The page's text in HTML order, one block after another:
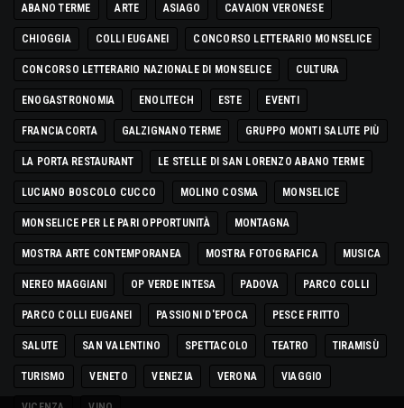
ABANO TERME ARTE ASIAGO CAVAION VERONESE
CHIOGGIA COLLI EUGANEI CONCORSO LETTERARIO MONSELICE
CONCORSO LETTERARIO NAZIONALE DI MONSELICE CULTURA
ENOGASTRONOMIA ENOLITECH ESTE EVENTI
FRANCIACORTA GALZIGNANO TERME GRUPPO MONTI SALUTE PIÙ
LA PORTA RESTAURANT LE STELLE DI SAN LORENZO ABANO TERME
LUCIANO BOSCOLO CUCCO MOLINO COSMA MONSELICE
MONSELICE PER LE PARI OPPORTUNITÀ MONTAGNA
MOSTRA ARTE CONTEMPORANEA MOSTRA FOTOGRAFICA MUSICA
NEREO MAGGIANI OP VERDE INTESA PADOVA PARCO COLLI
PARCO COLLI EUGANEI PASSIONI D'EPOCA PESCE FRITTO
SALUTE SAN VALENTINO SPETTACOLO TEATRO TIRAMISÙ
TURISMO VENETO VENEZIA VERONA VIAGGIO